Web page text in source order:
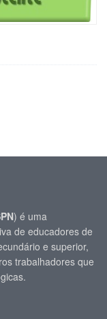
) é uma
de educadores de
e superior,
trabalhadores que